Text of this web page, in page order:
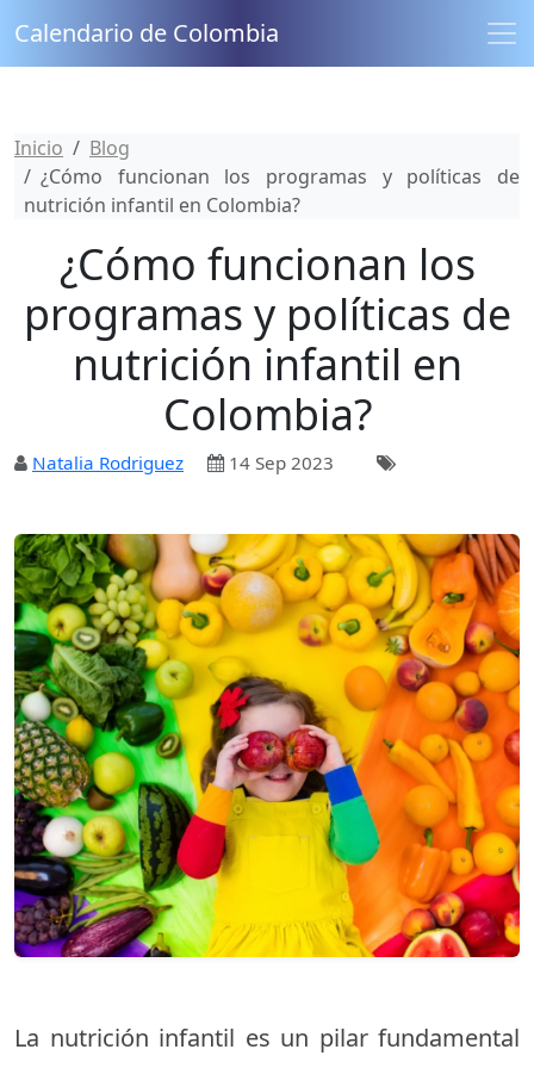
Calendario de Colombia
Inicio
Blog
¿Cómo funcionan los programas y políticas de
nutrición infantil en Colombia?
¿Cómo funcionan los
programas y políticas de
nutrición infantil en
Colombia?
Natalia Rodriguez 14 Sep 2023
La nutrición infantil es un pilar fundamental